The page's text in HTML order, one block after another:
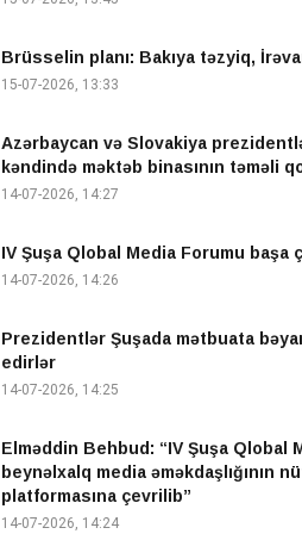
Brüsselin planı: Bakıya təzyiq,
15-07-2026, 13:33
Azərbaycan və Slovakiya
kəndində məktəb binasının təməli
14-07-2026, 14:27
IV Şuşa Qlobal Media Forumu başa
14-07-2026, 14:26
Prezidentlər Şuşada mətbuata
edirlər
14-07-2026, 14:25
Elməddin Behbud: “IV Şuşa Qlobal
beynəlxalq media əməkdaşlığının
platformasına çevrilib”
14-07-2026, 14:24